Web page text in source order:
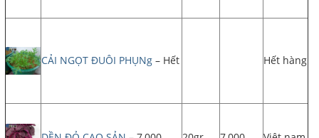
CẢI NGỌT ĐUÔI PHỤNg – Hết Hết hàng